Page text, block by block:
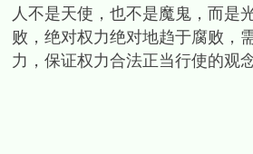
人不是天使，也不是魔鬼，而是
败，绝对权力绝对地趋于腐败，
力，保证权力合法正当行使的观